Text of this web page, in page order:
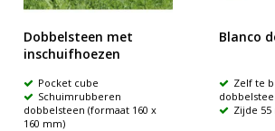
Dobbelsteen met
inschuifhoezen
Pocket cube
Schuimrubberen
dobbelsteen (formaat 160 x
160 mm)
Blanco
Zelf te
Zijde 55